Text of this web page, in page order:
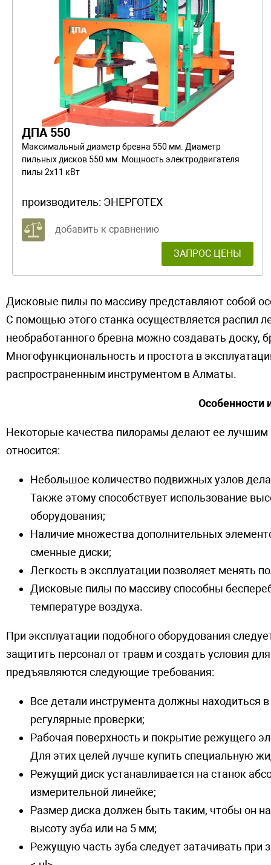
ДПА 550
Максимальный диаметр бревна 550 мм. Диаметр
пильных дисков 550 мм. Мощность электродвигателя
пилы 2х11 кВт
производитель: ЭНЕРГОТЕХ
добавить к сравнению
ЗАПРОС ЦЕНЫ
Дисковые пилы по массиву представляют собой
С помощью этого станка осуществляется распил
необработанного бревна можно создавать доску,
Многофункциональность и простота в
распространенным инструментом в Алматы.
Особенности
Некоторые качества пилорамы делают ее
относится:
Небольшое количество подвижных узлов
Также этому способствует использование
оборудования;
Наличие множества дополнительных
сменные диски;
Легкость в эксплуатации позволяет менять
Дисковые пилы по массиву способны
температуре воздуха.
При эксплуатации подобного оборудования
защитить персонал от травм и создать условия
предъявляются следующие требования:
Все детали инструмента должны находиться
регулярные проверки;
Рабочая поверхность и покрытие режущего
Для этих целей лучше купить специальную
Режущий диск устанавливается на станок
измерительной линейке;
Размер диска должен быть таким, чтобы он
высоту зуба или на 5 мм;
Режущую часть зуба следует затачивать при